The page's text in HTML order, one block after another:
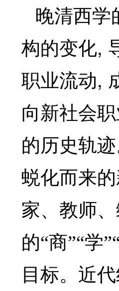
晚清西学
构的变化,
职业流动,
向新社会
的历史轨
蜕化而来
家、教师
的“商”“学
目标。近